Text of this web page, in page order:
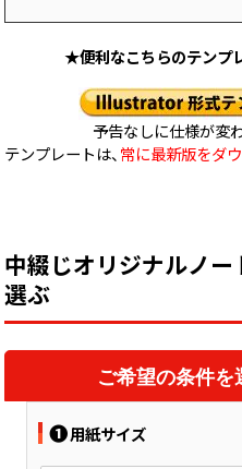
★便利なこちらのテンプ
予告なしに仕様が変
テンプレートは、 常に最新版をダ
中綴じオリジナルノー
選ぶ
ご希望の条件
❶用紙サイズ